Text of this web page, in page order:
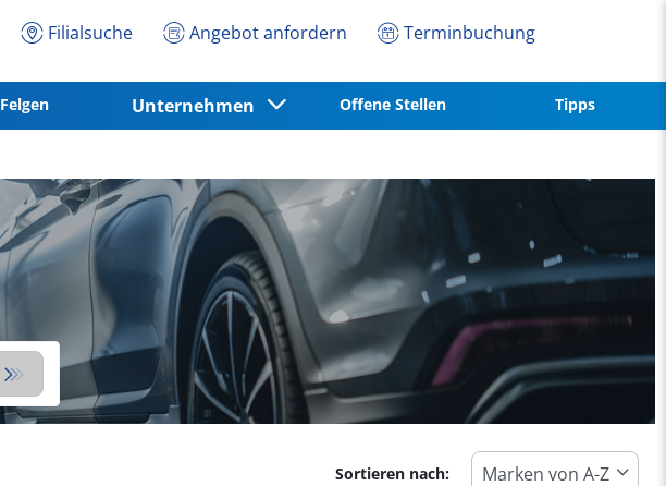
Filialsuche Angebot anfordern Terminbuchung
Felgen Unternehmen Offene Stellen Tipps
Sortieren nach: